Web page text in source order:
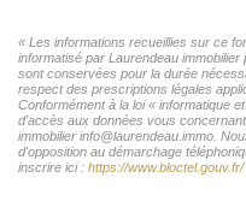
« Les informations recueillies sur ce
informatisé par Laurendeau
sont conservées pour la durée
respect des prescriptions légales
Conformément à la loi « informatique
d'accès aux données vous
immobilier info@laurendeau.immo.
d'opposition au démarchage
inscrire ici : https://www.bloctel.gouv.fr/